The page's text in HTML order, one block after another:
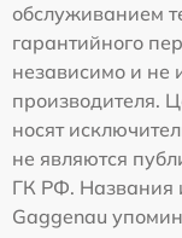
обслуживанием
гарантийного
независимо и не
производителя.
носят
не являются
ГК РФ. Названия
Gaggenau